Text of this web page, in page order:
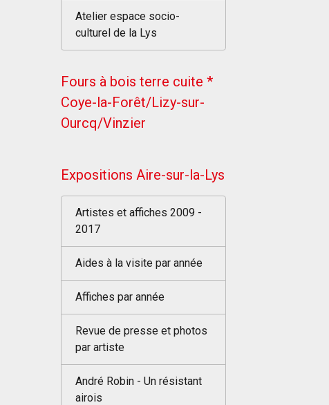
Atelier espace socio-
culturel de la Lys
Fours à bois terre cuite *
Coye-la-Forêt/Lizy-sur-
Ourcq/Vinzier
Expositions Aire-sur-la-Lys
Artistes et affiches 2009 -
2017
Aides à la visite par année
Affiches par année
Revue de presse et photos
par artiste
André Robin - Un résistant
airois